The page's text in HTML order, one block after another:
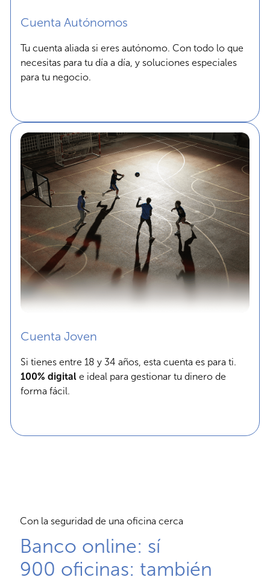
Cuenta Autónomos
Tu cuenta aliada si eres autónomo. Con todo lo que
necesitas para tu día a día, y soluciones especiales
para tu negocio.
Cuenta Joven
Si tienes entre 18 y 34 años, esta cuenta es para ti.
100% digital e ideal para gestionar tu dinero de
forma fácil.
Con la seguridad de una oficina cerca
Banco online: sí
900 oficinas: también